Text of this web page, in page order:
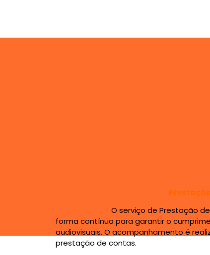
O serviço de Prestação de
forma contínua para garantir o
audiovisuais. O acompanhamento é
prestação de contas.